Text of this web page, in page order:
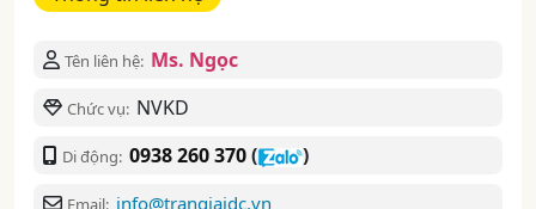
Tên liên hệ: Ms. Ngọc
Chức vụ: NVKD
Di động: 0938 260 370( )
Email: info@trangiaidc.vn